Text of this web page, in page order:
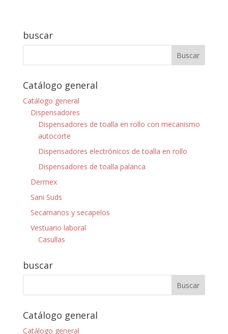
buscar
Catálogo general
Catálogo general
Dispensadores
Dispensadores de toalla en rollo con mecanismo
autocorte
Dispensadores electrónicos de toalla en rollo
Dispensadores de toalla palanca
Dermex
Sani Suds
Secamanos y secapelos
Vestuario laboral
Casullas
buscar
Catálogo general
Catálogo general